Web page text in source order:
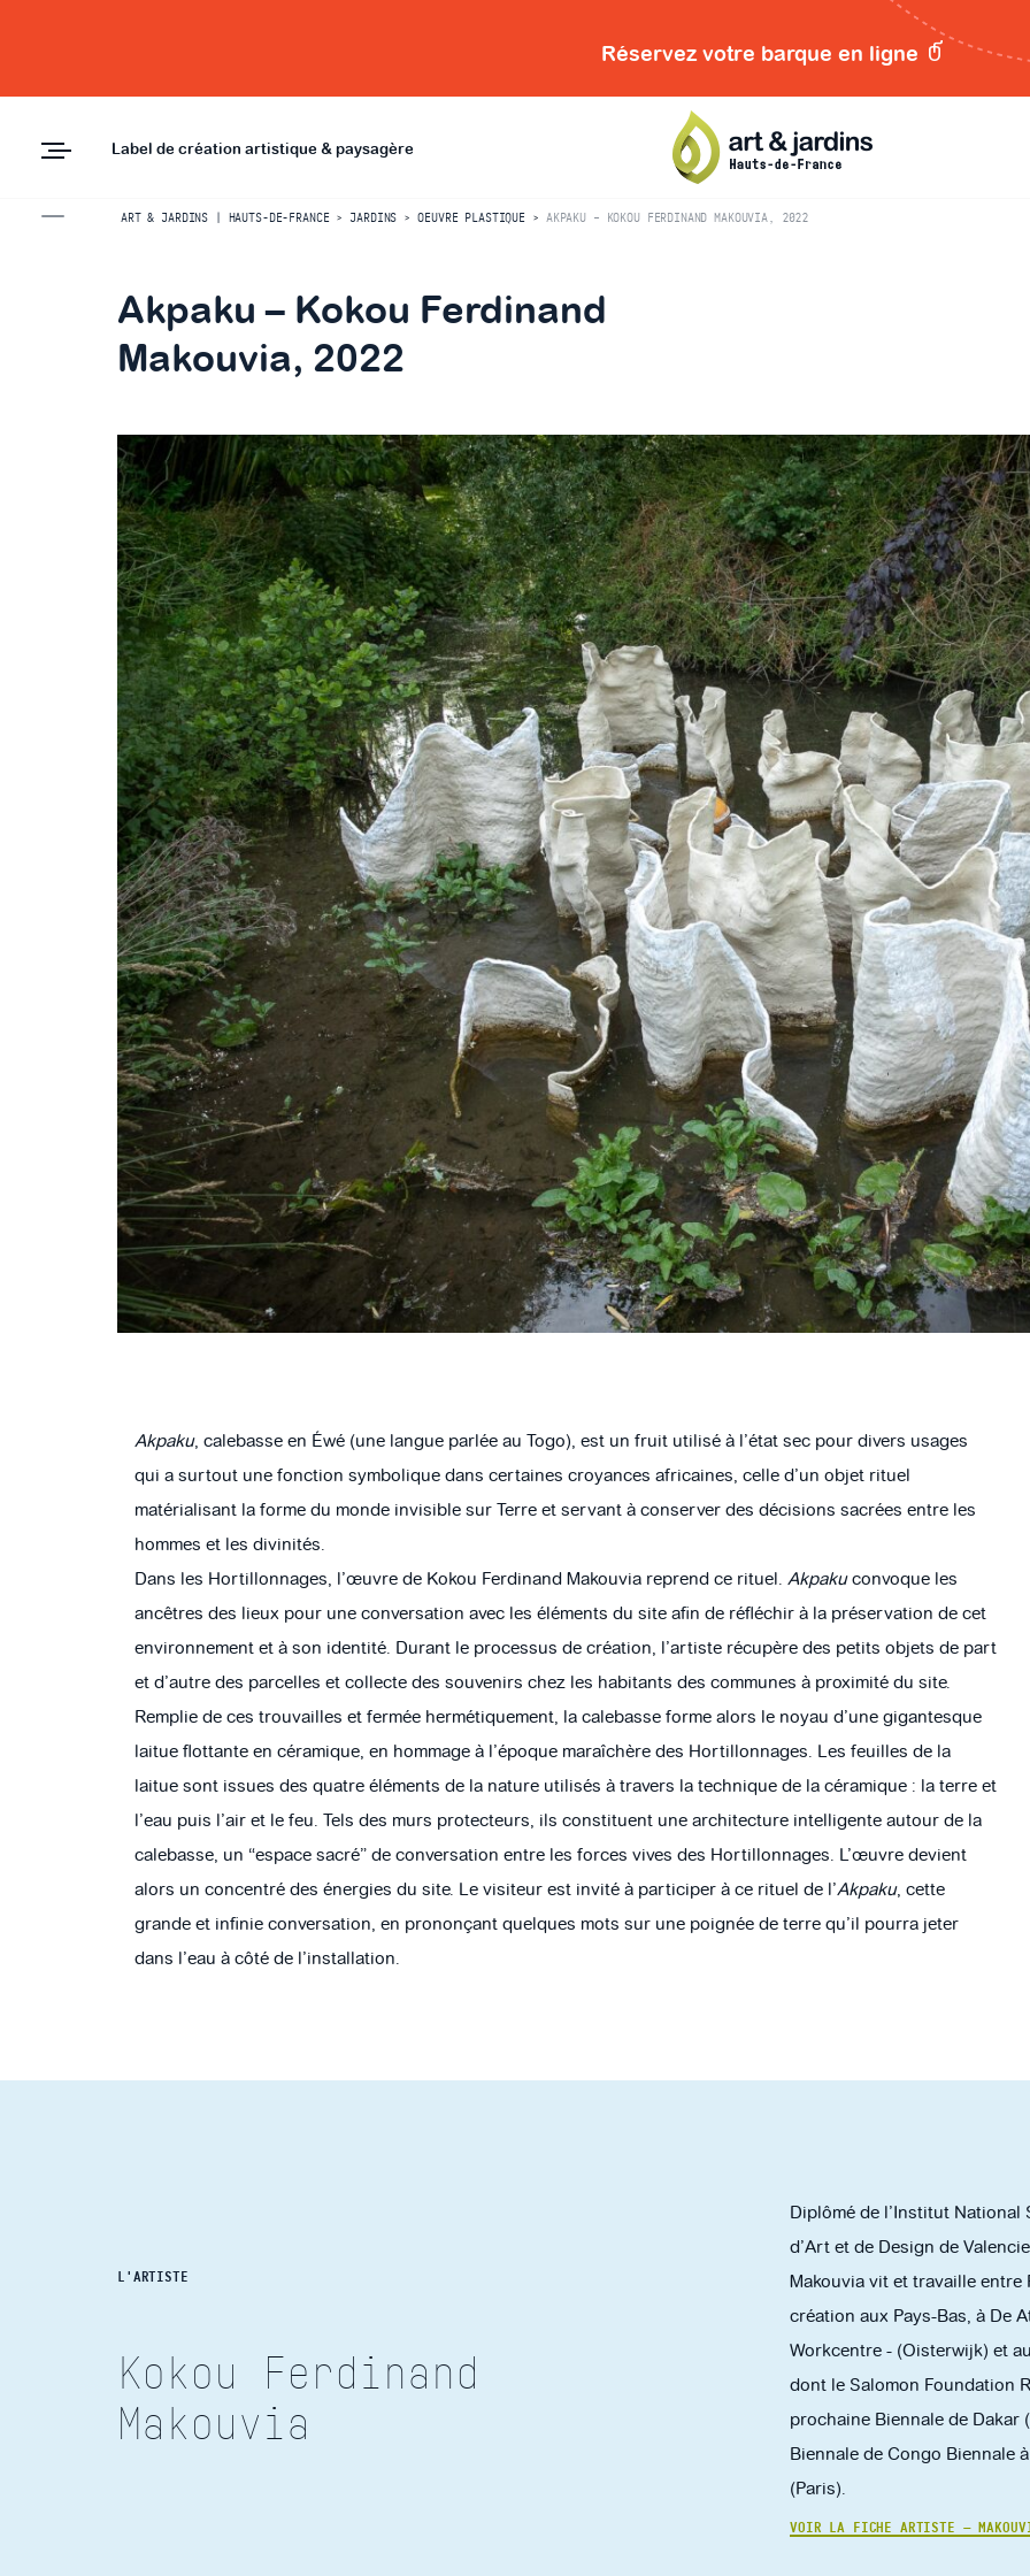
Réservez votre barque en ligne
Label de création artistique & paysagère
ART & JARDINS | HAUTS-DE-FRANCE> JARDINS >OEUVRE PLASTIQUE> AKPAKU – KOKOU FERDINAND MAKOUVIA, 2022
Akpaku – Kokou Ferdinand
Makouvia, 2022
Akpaku, calebasse en Éwé (une langue parlée au Togo), est un fruit utilisé à l’état sec pour divers usages
qui a surtout une fonction symbolique dans certaines croyances africaines, celle d’un objet rituel
matérialisant la forme du monde invisible sur Terre et servant à conserver des décisions sacrées entre les
hommes et les divinités.
Dans les Hortillonnages, l’œuvre de Kokou Ferdinand Makouvia reprend ce rituel. Akpakuconvoque les
ancêtres des lieux pour une conversation avec les éléments du site afin de réfléchir à la préservation de cet
environnement et à son identité. Durant le processus de création, l’artiste récupère des petits objets de part
et d’autre des parcelles et collecte des souvenirs chez les habitants des communes à proximité du site.
Remplie de ces trouvailles et fermée hermétiquement, la calebasse forme alors le noyau d’une gigantesque
laitue flottante en céramique, en hommage à l’époque maraîchère des Hortillonnages. Les feuilles de la
laitue sont issues des quatre éléments de la nature utilisés à travers la technique de la céramique : la terre et
l’eau puis l’air et le feu. Tels des murs protecteurs, ils constituent une architecture intelligente autour de la
calebasse, un “espace sacré” de conversation entre les forces vives des Hortillonnages. L’œuvre devient
alors un concentré des énergies du site. Le visiteur est invité à participer à ce rituel de l’Akpaku, cette
grande et infinie conversation, en prononçant quelques mots sur une poignée de terre qu’il pourra jeter
dans l’eau à côté de l’installation.
L'ARTISTE
Kokou Ferdinand
Makouvia
Diplômé de l’Institut National
d’Art et de Design de
Makouvia vit et travaille entre
création aux Pays-Bas, à De
Workcentre - (Oisterwijk) et
dont le Salomon Foundation
prochaine Biennale de Dakar
Biennale de Congo Biennale
(Paris).
VOIR LA FICHE ARTISTE —